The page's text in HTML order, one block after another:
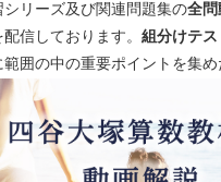
シリーズ及び関連問題集の全問
配信しております。 組分けテス
囲の中の重要ポイントを集め
コ
特訓 コベツバ過去問動画解説
からのお知らせ
検索